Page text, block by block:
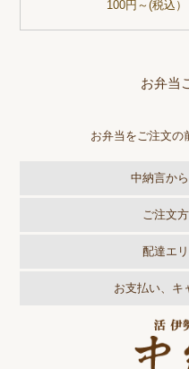
100円～(税込）
お弁当
お弁当をご注文の
中納言か
ご注文
配達エ
お支払い、キ